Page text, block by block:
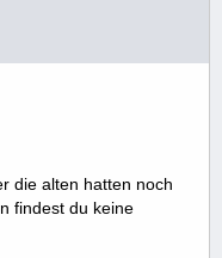
die alten hatten noch
findest du keine